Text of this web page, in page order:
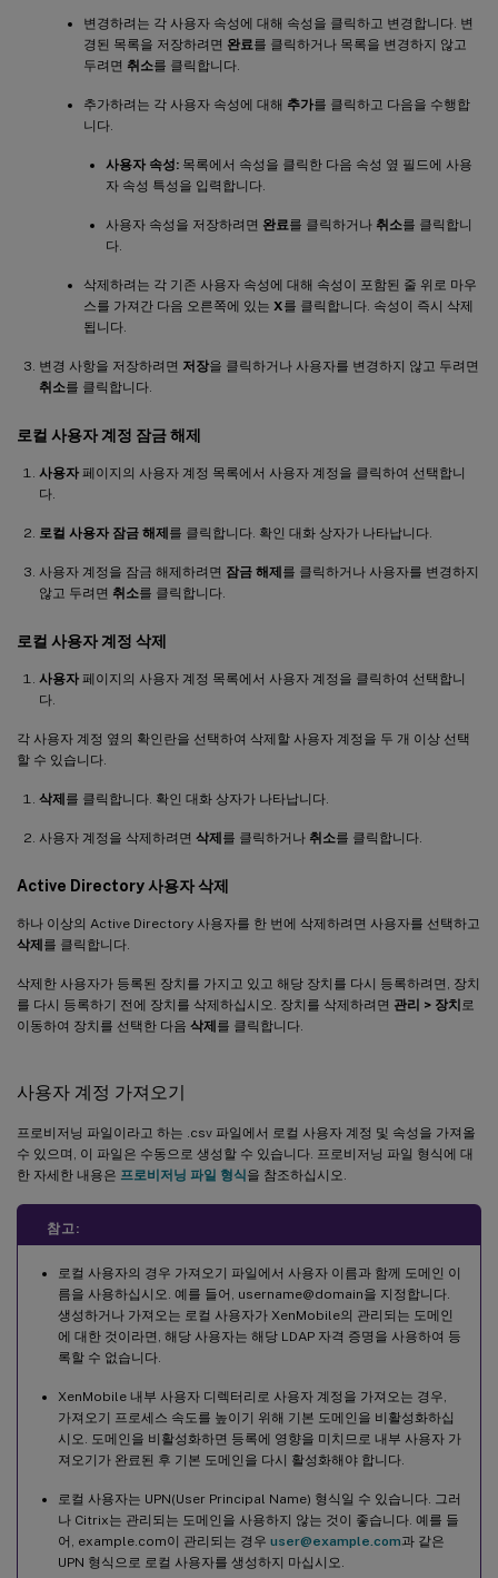
변경하려는 각 사용자 속성에 대해 속성을 클릭하고 변경합니다. 변
경된 목록을 저장하려면 완료를 클릭하거나 목록을 변경하지 않고
두려면 취소를 클릭합니다.
추가하려는 각 사용자 속성에 대해 추가를 클릭하고 다음을 수행합
니다.
사용자 속성: 목록에서 속성을 클릭한 다음 속성 옆 필드에 사용
자 속성 특성을 입력합니다.
사용자 속성을 저장하려면 완료를 클릭하거나 취소를 클릭합니
다.
삭제하려는 각 기존 사용자 속성에 대해 속성이 포함된 줄 위로 마우
스를 가져간 다음 오른쪽에 있는 X를 클릭합니다. 속성이 즉시 삭제
됩니다.
변경 사항을 저장하려면 저장을 클릭하거나 사용자를 변경하지 않고 두려면
취소를 클릭합니다.
로컬 사용자 계정 잠금 해제
사용자 페이지의 사용자 계정 목록에서 사용자 계정을 클릭하여 선택합니
다.
로컬 사용자 잠금 해제를 클릭합니다. 확인 대화 상자가 나타납니다.
사용자 계정을 잠금 해제하려면 잠금 해제를 클릭하거나 사용자를 변경하지
않고 두려면 취소를 클릭합니다.
로컬 사용자 계정 삭제
사용자 페이지의 사용자 계정 목록에서 사용자 계정을 클릭하여 선택합니
다.
각 사용자 계정 옆의 확인란을 선택하여 삭제할 사용자 계정을 두 개 이상 선택
할 수 있습니다.
삭제를 클릭합니다. 확인 대화 상자가 나타납니다.
사용자 계정을 삭제하려면 삭제를 클릭하거나 취소를 클릭합니다.
Active Directory 사용자 삭제
하나 이상의 Active Directory 사용자를 한 번에 삭제하려면 사용자를 선택하고
삭제를 클릭합니다.
삭제한 사용자가 등록된 장치를 가지고 있고 해당 장치를 다시 등록하려면, 장치
를 다시 등록하기 전에 장치를 삭제하십시오. 장치를 삭제하려면 관리 > 장치 로
이동하여 장치를 선택한 다음 삭제를 클릭합니다.
사용자 계정 가져오기
프로비저닝 파일이라고 하는 .csv 파일에서 로컬 사용자 계정 및 속성을 가져올
수 있으며, 이 파일은 수동으로 생성할 수 있습니다. 프로비저닝 파일 형식에 대
한 자세한 내용은 프로비저닝 파일 형식을 참조하십시오.
참고:
로컬 사용자의 경우 가져오기 파일에서 사용자 이름과 함께 도메인 이
름을 사용하십시오. 예를 들어, username@domain을 지정합니다.
생성하거나 가져오는 로컬 사용자가 XenMobile의 관리되는 도메인
에 대한 것이라면, 해당 사용자는 해당 LDAP 자격 증명을 사용하여 등
록할 수 없습니다.
XenMobile 내부 사용자 디렉터리로 사용자 계정을 가져오는 경우,
가져오기 프로세스 속도를 높이기 위해 기본 도메인을 비활성화하십
시오. 도메인을 비활성화하면 등록에 영향을 미치므로 내부 사용자 가
져오기가 완료된 후 기본 도메인을 다시 활성화해야 합니다.
로컬 사용자는 UPN(User Principal Name) 형식일 수 있습니다. 그러
나 Citrix는 관리되는 도메인을 사용하지 않는 것이 좋습니다. 예를 들
어, example.com이 관리되는 경우 user@example.com과 같은
UPN 형식으로 로컬 사용자를 생성하지 마십시오.